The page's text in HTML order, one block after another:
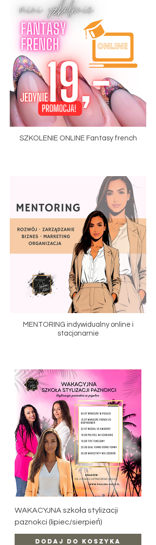
SZKOLENIE ONLINE Fantasy french
MENTORING indywidualny online i
stacjonarnie
WAKACYJNA szkoła stylizacji
paznokci (lipiec/sierpień)
Dodaj do koszyka